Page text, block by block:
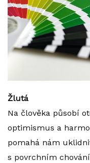
Žlutá
Na člověka působí
optimismus a
pomahá nám
s povrchním